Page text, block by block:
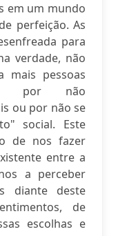
em um mundo
perfeição. As
para
verdade, não
mais pessoas
por não
ou por não se
social. Este
de nos fazer
entre a
a perceber
diante deste
de
escolhas e